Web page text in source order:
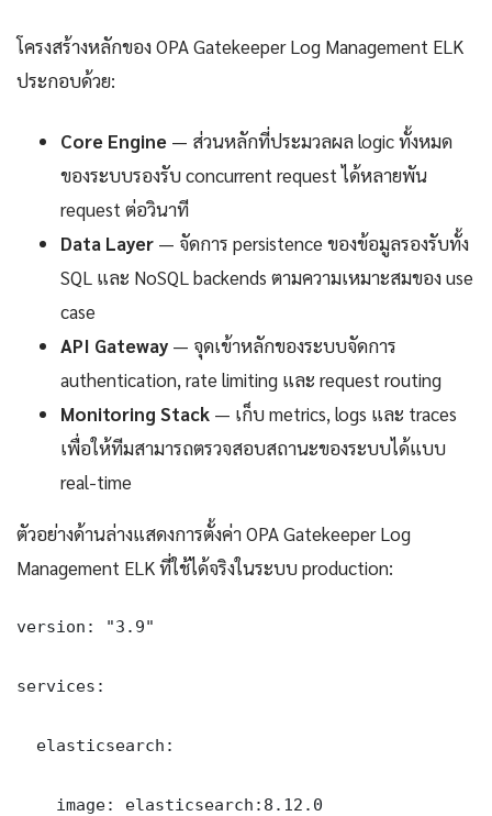
โครงสร้างหลักของ OPA Gatekeeper Log Management ELK
ประกอบด้วย:
Core Engine — ส่วนหลักที่ประมวลผล logic ทั้งหมด
ของระบบรองรับ concurrent request ได้หลายพัน
request ต่อวินาที
Data Layer — จัดการ persistence ของข้อมูลรองรับทั้ง
SQL และ NoSQL backends ตามความเหมาะสมของ use
case
API Gateway — จุดเข้าหลักของระบบจัดการ
authentication, rate limiting และ request routing
Monitoring Stack — เก็บ metrics, logs และ traces
เพื่อให้ทีมสามารถตรวจสอบสถานะของระบบได้แบบ
real-time
ตัวอย่างด้านล่างแสดงการตั้งค่า OPA Gatekeeper Log
Management ELK ที่ใช้ได้จริงในระบบ production:
version: "3.9"
services:
  elasticsearch:
    image: elasticsearch:8.12.0